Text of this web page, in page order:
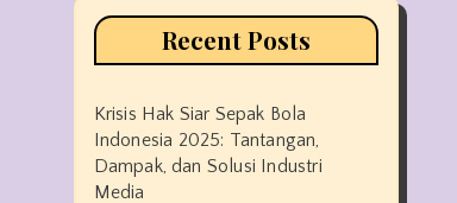
Recent Posts
Krisis Hak Siar Sepak Bola
Indonesia 2025: Tantangan,
Dampak, dan Solusi Industri
Media